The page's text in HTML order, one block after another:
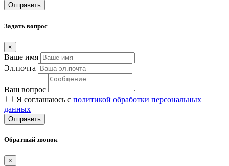
Отправить
Задать вопрос
×
Ваше имя
Эл.почта
Ваш вопрос
Я соглашаюсь с политикой обработки персональных
данных
Отправить
Обратный звонок
×